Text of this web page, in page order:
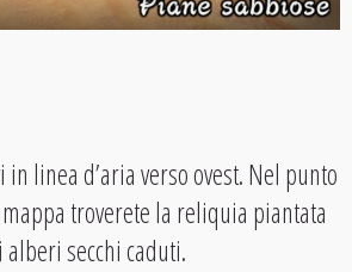
in linea d’aria verso ovest. Nel punto
troverete la reliquia piantata
secchi caduti.